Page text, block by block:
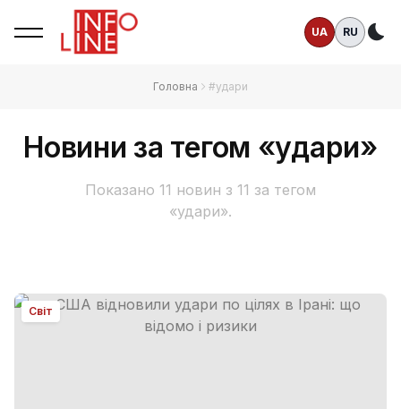
UA RU
Головна #удари
Новини за тегом «удари»
Показано 11 новин з 11 за тегом
«удари».
Світ